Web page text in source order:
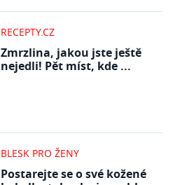
RECEPTY.CZ
Zmrzlina, jakou jste ještě
nejedli! Pět míst, kde ...
BLESK PRO ŽENY
Postarejte se o své kožené